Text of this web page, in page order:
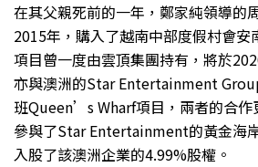
在其父親死前的一年，鄭家純領導的
2015年，購入了越南中部度假村會安
項目曾一度由雲頂集團持有，將於
亦與澳洲的Star Entertainment
班Queen’s Wharf項目，兩者的合作
參與了Star Entertainment的黃金海
入股了該澳洲企業的4.99%股權。